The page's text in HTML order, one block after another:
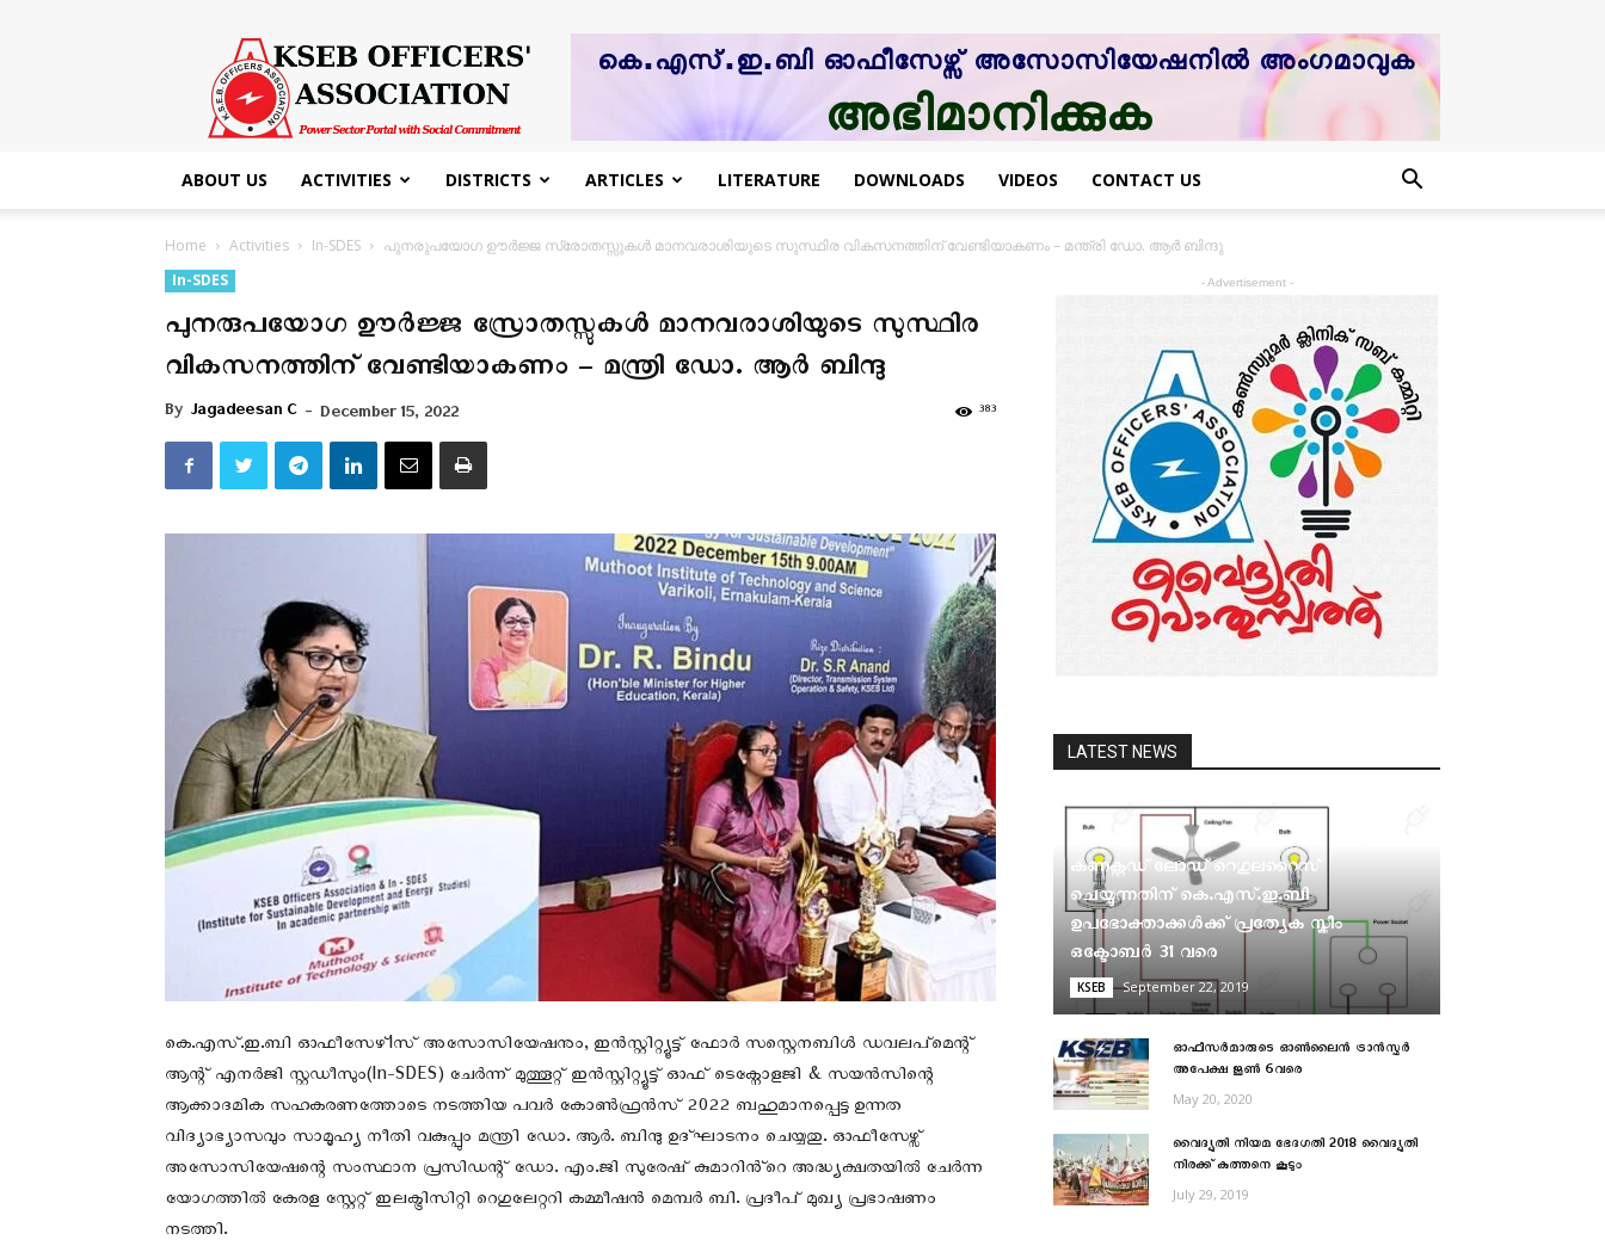
KSEB
Officers'
Association
ABOUT US ACTIVITIES DISTRICTS ARTICLES LITERATURE DOWNLOADS VIDEOS CONTACT US
Home Activities In-SDES
പുനരുപയോഗ ഊർജ്ജ സ്രോതസ്സുകൾ മാനവരാശിയുടെ സുസ്ഥിര വികസനത്തിന് വേണ്ടിയാകണം – മന്ത്രി ഡോ. ആർ ബിന്ദു
In-SDES
പുനരുപയോഗ ഊർജ്ജ സ്രോതസ്സുകൾ മാനവരാശിയുടെ സുസ്ഥിര
വികസനത്തിന് വേണ്ടിയാകണം – മന്ത്രി ഡോ. ആർ ബിന്ദു
By Jagadeesan C - December 15, 2022 383
കെ.എസ്.ഇ.ബി ഓഫീസേഴ്Iസ് അസോസിയേഷനും, ഇൻസ്റ്റിറ്റ്യൂട്ട് ഫോർ സസ്റ്റെനബിൾ ഡവലപ്മെന്റ്
ആന്റ് എനർജി സ്റ്റഡീസും(In-SDES) ചേർന്ന് മുത്തൂറ്റ് ഇൻസ്റ്റിറ്റ്യൂട്ട് ഓഫ് ടെക്നോളജി & സയൻസിന്റെ
ആക്കാദമിക സഹകരണത്തോടെ നടത്തിയ പവർ കോൺഫ്രൻസ് 2022 ബഹുമാനപ്പെട്ട ഉന്നത
വിദ്യാഭ്യാസവും സാമൂഹ്യ നീതി വകുപ്പും മന്ത്രി ഡോ. ആർ. ബിന്ദു ഉദ്ഘാടനം ചെയ്യതു. ഓഫീസേഴ്സ്
അസോസിയേഷന്റെ സംസ്ഥാന പ്രസിഡന്റ് ഡോ. എം.ജി സുരേഷ് കുമാറിൻ്റെ അദ്ധ്യക്ഷതയിൽ ചേർന്ന
യോഗത്തിൽ കേരള സ്റ്റേറ്റ് ഇലക്ട്രിസിറ്റി റെഗുലേറ്ററി കമ്മീഷൻ മെമ്പർ ബി. പ്രദീപ് മുഖ്യ പ്രഭാഷണം
നടത്തി.
- Advertisement -
LATEST NEWS
കണക്റ്റഡ് ലോഡ് റെഗുലറൈസ്
ചെയ്യുന്നതിന് കെ.എസ്.ഇ.ബി
ഉപഭോക്താക്കൾക്ക് പ്രത്യേക സ്കീം
ഒക്ടോബര്‍ 31 വരെ
KSEB September 22, 2019
ഓഫീസര്‍മാരുടെ ഓണ്‍ലൈന്‍ ട്രാന്‍സ്ഫര്‍
അപേക്ഷ ജൂണ്‍ 6വരെ
May 20, 2020
വൈദ്യുതി നിയമ ഭേദഗതി 2018 വൈദ്യുതി
നിരക്ക് കുത്തനെ കൂടും
July 29, 2019